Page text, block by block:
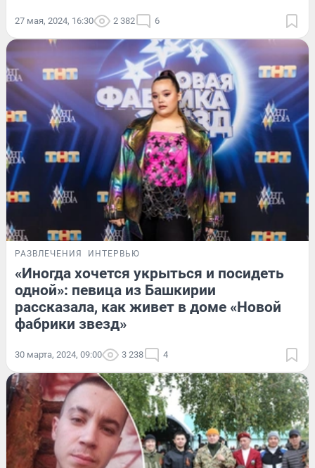
27 мая, 2024, 16:30 2 382 6
РАЗВЛЕЧЕНИЯ ИНТЕРВЬЮ
«Иногда хочется укрыться и посидеть
одной»: певица из Башкирии
рассказала, как живет в доме «Новой
фабрики звезд»
30 марта, 2024, 09:00 3 238 4